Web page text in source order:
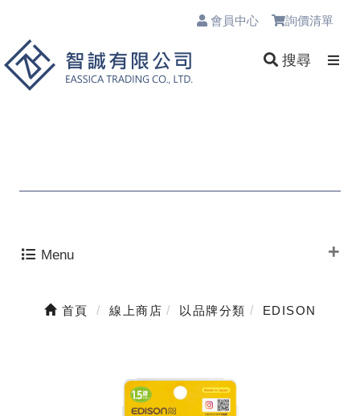
會員中心 詢價清單
搜尋
Menu
首頁 線上商店 以品牌分類 EDISON